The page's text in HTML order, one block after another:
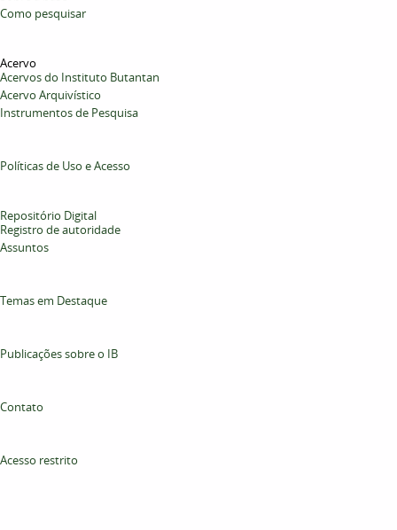
Como pesquisar
Acervo
Acervos do Instituto Butantan
Acervo Arquivístico
Instrumentos de Pesquisa
Políticas de Uso e Acesso
Repositório Digital
Registro de autoridade
Assuntos
Temas em Destaque
Publicações sobre o IB
Contato
Acesso restrito